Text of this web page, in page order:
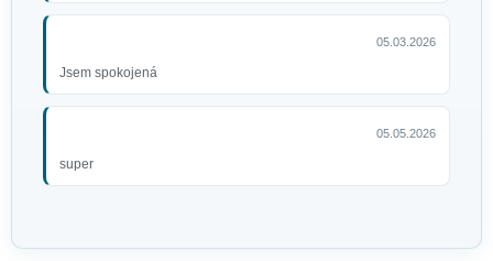
nehty
05.03.2026
Jsem spokojená
05.05.2026
super